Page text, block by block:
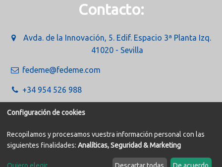
Contacto:
Avda. de la Innovación, 5. Edif. Espacio 3ª Planta Izq.
41020 - Sevilla
fedeme@fedeme.com
+34 954 526 988
Configuración de cookies
Recopilamos y procesamos vuestra información personal con las
siguientes finalidades: Analíticas, Seguridad & Marketing